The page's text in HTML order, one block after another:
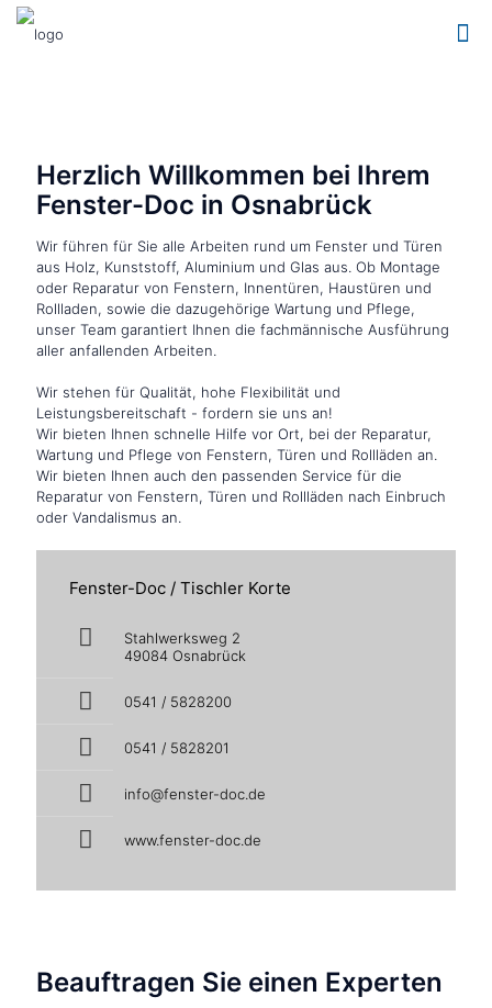
Herzlich Willkommen bei Ihrem
Fenster-Doc in Osnabrück
Wir führen für Sie alle Arbeiten rund um Fenster und Türen
aus Holz, Kunststoff, Aluminium und Glas aus. Ob Montage
oder Reparatur von Fenstern, Innentüren, Haustüren und
Rollladen, sowie die dazugehörige Wartung und Pflege,
unser Team garantiert Ihnen die fachmännische Ausführung
aller anfallenden Arbeiten.
Wir stehen für Qualität, hohe Flexibilität und
Leistungsbereitschaft - fordern sie uns an!
Wir bieten Ihnen schnelle Hilfe vor Ort, bei der Reparatur,
Wartung und Pflege von Fenstern, Türen und Rollläden an.
Wir bieten Ihnen auch den passenden Service für die
Reparatur von Fenstern, Türen und Rollläden nach Einbruch
oder Vandalismus an.
Fenster-Doc / Tischler Korte
Stahlwerksweg 2
49084 Osnabrück
0541 / 5828200
0541 / 5828201
info@fenster-doc.de
www.fenster-doc.de
Beauftragen Sie einen Experten